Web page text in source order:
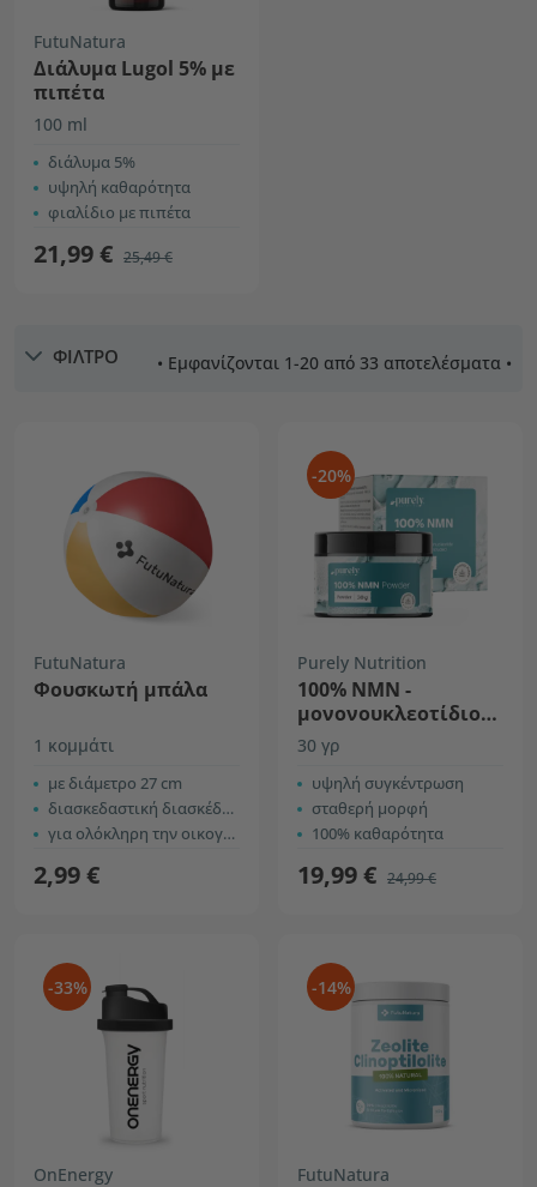
FutuNatura
Διάλυμα Lugol 5% με
πιπέτα
100 ml
διάλυμα 5%
υψηλή καθαρότητα
φιαλίδιο με πιπέτα
21,99 € 25,49 €
ΦΙΛΤΡΟ • Εμφανίζονται 1-20 από 33 αποτελέσματα •
FutuNatura
Φουσκωτή μπάλα
1 κομμάτι
με διάμετρο 27 cm
διασκεδαστική διασκέδαση στην παραλία
για ολόκληρη την οικογένεια
2,99 €
-20%
Purely Nutrition
100% NMN -
μονονουκλεοτίδιο
νικοτιναμιδίου
30 γρ
υψηλή συγκέντρωση
σταθερή μορφή
100% καθαρότητα
19,99 € 24,99 €
-33%
OnEnergy
-14%
FutuNatura